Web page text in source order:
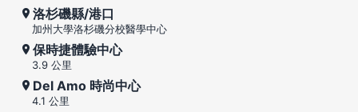
洛杉磯縣/港口
加州大學洛杉磯分校醫學中心
保時捷體驗中心
3.9 公里
Del Amo 時尚中心
4.1 公里